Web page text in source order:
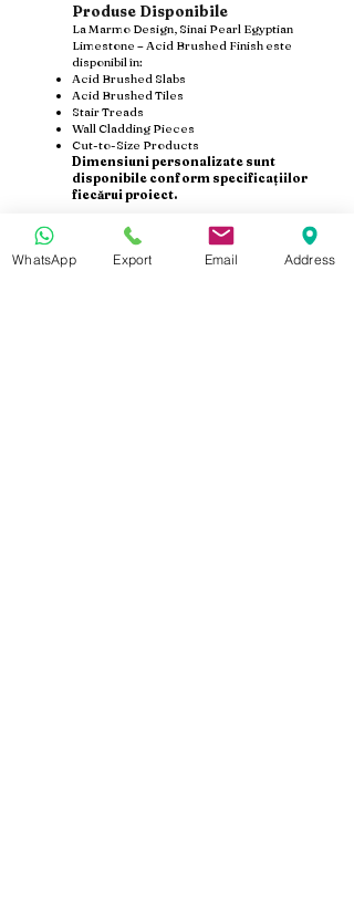
Produse Disponibile
La Marmo Design, Sinai Pearl Egyptian
Limestone – Acid Brushed Finish este
disponibil în:
Acid Brushed Slabs
Acid Brushed Tiles
Stair Treads
Wall Cladding Pieces
Cut-to-Size Products
Dimensiuni personalizate sunt
disponibile conform specificațiilor
fiecărui proiect.
Export & Producție Personalizată
La Marmo Design, oferim Sinai Pearl (Trista)
Acid Brushed Limestone cu producție directă
WhatsApp Export Email Address